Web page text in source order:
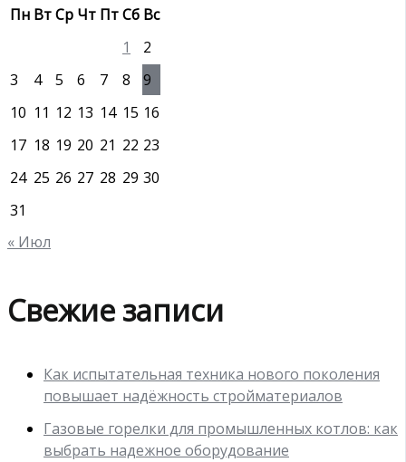
Пн ВтСр Чт ПтСб Вс
1
2
3
4 5 6 7 8
9
10 11 12 13 14 15 16
17 18 19 20 21 22 23
24 25 26 27 28 29 30
31
« Июл
Свежие записи
Как испытательная техника нового поколения
повышает надёжность стройматериалов
Газовые горелки для промышленных котлов: как
выбрать надежное оборудование